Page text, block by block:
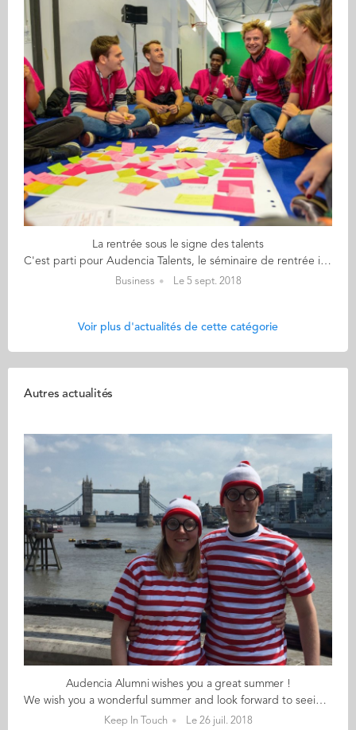
La rentrée sous le signe des talents
C'est parti pour Audencia Talents, le séminaire de rentrée innovant pour les 485 étudiants de première année. Ce matin les étudiants ont pu découvrir ce qui les attendait : 2 jours de brainstorm très créatif pour une restitution finale aux entreprises partenaires de l'événement. Mars, Mazars, CIC Ouest, Groupe Pomona, LNA Santé, Ubisoft, Nature et Découvertes, Groupe Eram sont tous au rendez-vous. Après avoir lancé leur défi aux étudiants ce matin - défi lié à une problématique stratégique - les étudiants se sont réunis en salle de travail pour laisser libre court à leur imagination et créativité pour répondre à la problématique. Le jury sélectionnera en fin de journée la meilleure idée. Celle-ci sera alors décryptée, qualifiée, mise en scène par les groupes d'étudiants avec le soutien de coachs designers professionnels. Elle sera restituée demain, jeudi 6 septembre, sur scène devant toutes les enteprises. Audencia Talents, c’est le moment de capter des tendances, de s’inspirer, de s’enrichir ! >> Pour revivre l'édition 2017, ça se passe là
Business Le 5 sept. 2018
Voir plus d'actualités de cette catégorie
Autres actualités
Audencia Alumni wishes you a great summer !
We wish you a wonderful summer and look forward to seeing you again after the break. Remember the “find me” campaign back in January 2018 with alumni around the world -like Hélène and Ryan in London- dressed up as “Where’s Wally”? Take the time to launch you own “find me” campaign and reconnect with former classmates and friends from Audencia and, if you are travelling, use the Close to Me feature to find fellow alumni in the places you visit. Join us at the end of August for lots of surprises and stories to tell. See you soon! The Audencia Alumni team
Keep In Touch Le 26 juil. 2018